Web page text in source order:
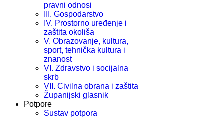
pravni odnosi
III. Gospodarstvo
IV. Prostorno uređenje i
zaštita okoliša
V. Obrazovanje, kultura,
sport, tehnička kultura i
znanost
VI. Zdravstvo i socijalna
skrb
VII. Civilna obrana i zaštita
Županijski glasnik
Potpore
Sustav potpora